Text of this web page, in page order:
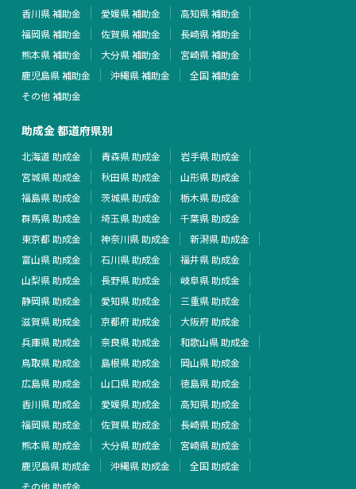
香川県 補助金
愛媛県 補助金
高知県 補助金
福岡県 補助金
佐賀県 補助金
長崎県 補助金
熊本県 補助金
大分県 補助金
宮崎県 補助金
鹿児島県 補助金
沖縄県 補助金
全国 補助金
その他 補助金
助成金 都道府県別
北海道 助成金 青森県 助成金
岩手県 助成金
宮城県 助成金
秋田県 助成金
山形県 助成金
福島県 助成金
茨城県 助成金
栃木県 助成金
群馬県 助成金
埼玉県 助成金
千葉県 助成金
東京都 助成金
神奈川県 助成金
新潟県 助成金
富山県 助成金
石川県 助成金
福井県 助成金
山梨県 助成金
長野県 助成金
岐阜県 助成金
静岡県 助成金
愛知県 助成金
三重県 助成金
滋賀県 助成金
京都府 助成金
大阪府 助成金
兵庫県 助成金
奈良県 助成金
和歌山県 助成金
鳥取県 助成金
島根県 助成金
岡山県 助成金
広島県 助成金
山口県 助成金
徳島県 助成金
香川県 助成金
愛媛県 助成金
高知県 助成金
福岡県 助成金
佐賀県 助成金
長崎県 助成金
熊本県 助成金
大分県 助成金
宮崎県 助成金
鹿児島県 助成金
沖縄県 助成金
全国 助成金
その他 助成金